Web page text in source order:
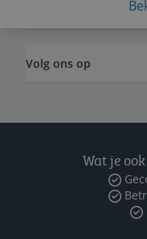
Volg ons op
Wat je